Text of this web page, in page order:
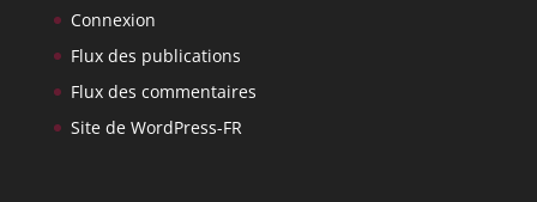
Connexion
Flux des publications
Flux des commentaires
Site de WordPress-FR